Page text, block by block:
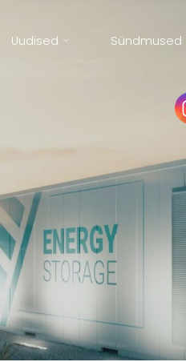
Uudised Sündmused